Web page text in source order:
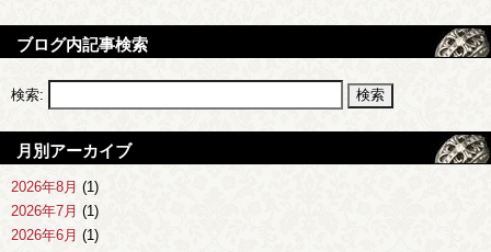
ブログ内記事検索
検索:
月別アーカイブ
2026年8月 (1)
2026年7月 (1)
2026年6月 (1)